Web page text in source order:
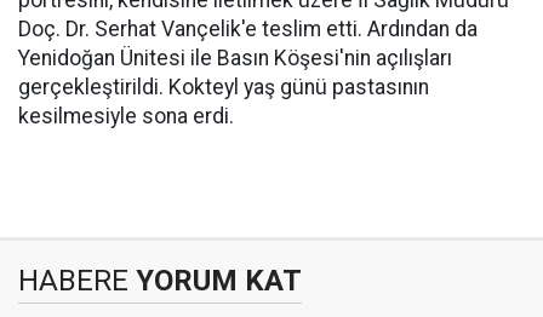
Doç. Dr. Serhat Vançelik'e teslim etti. Ardından da
Yenidoğan Ünitesi ile Basın Köşesi'nin açılışları
gerçekleştirildi. Kokteyl yaş günü pastasının
kesilmesiyle sona erdi.
HABERE YORUM KAT